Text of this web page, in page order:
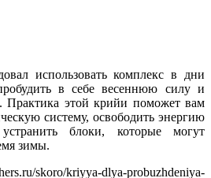
использовать комплекс в дни
в себе весеннюю силу и
Практика этой крийи поможет вам
систему, освободить энергию
блоки, которые могут
зимы.
skoro/kriyya-dlya-probuzhdeniya-